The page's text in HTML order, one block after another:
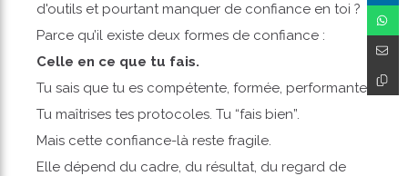
d'outils et pourtant manquer de confiance en toi ?
Parce qu’il existe deux formes de confiance :
Celle en ce que tu fais.
Tu sais que tu es compétente, formée, performante.
Tu maîtrises tes protocoles. Tu “fais bien”.
Mais cette confiance-là reste fragile.
Elle dépend du cadre, du résultat, du regard de